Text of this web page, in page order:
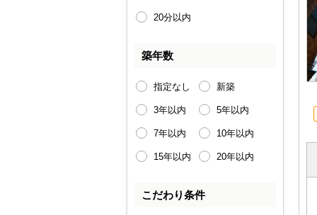
20分以内
築年数
指定なし 新築
3年以内 5年以内
7年以内 10年以内
15年以内 20年以内
こだわり条件